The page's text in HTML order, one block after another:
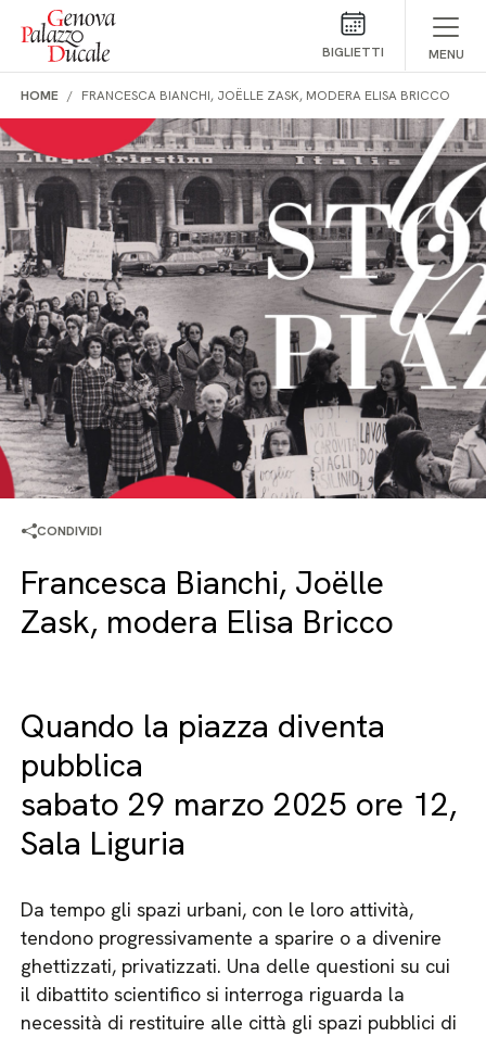
Salta al contenuto
BIGLIETTI MENU
HOME FRANCESCA BIANCHI, JOËLLE ZASK, MODERA ELISA BRICCO
CONDIVIDI
Francesca Bianchi, Joëlle
Zask, modera Elisa Bricco
Quando la piazza diventa
pubblica
sabato 29 marzo 2025 ore 12,
Sala Liguria
Da tempo gli spazi urbani, con le loro attività,
tendono progressivamente a sparire o a divenire
ghettizzati, privatizzati. Una delle questioni su cui
il dibattito scientifico si interroga riguarda la
necessità di restituire alle città gli spazi pubblici di